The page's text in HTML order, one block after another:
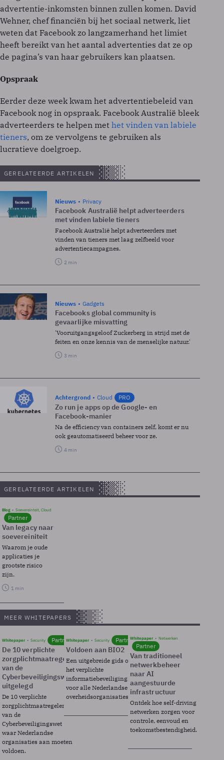
advertentie-inkomsten binnen zullen komen. David
Wehner, chef financiën bij het sociaal netwerk, liet
weten dat Facebook zo langzamerhand het limiet
heeft bereikt van het aantal advertenties dat ze op
de pagina’s van haar gebruikers kan plaatsen.
Opspraak
Eerder deze week kwam het advertentiebeleid van
Facebook nog in opspraak. Facebook Australië bleek
adverteerders te helpen met het vinden van labiele
tieners, om ze vervolgens te gebruiken als
lucratieve doelgroep.
GERELATEERDE ARTIKELEN
Nieuws Privacy
Facebook Australië helpt adverteerders
met vinden labiele tieners
Facebook Australië helpt adverteerders met
vinden van tieners met laag zelfbeeld voor
advertentiecampagnes.
2 min
Nieuws Gadgets
Facebooks global community is
gevaarlijke misvatting
'Vooruitgangsgeloof Zuckerberg in strijd met de
feiten en onze kennis van de menselijke natuur.'
3 min
Achtergrond Cloud PRO
Zo run je apps op de Google- en
Facebook-manier
Na de efficiency van containers zelf, komt er nu
ook geautomatiseerd beheer voor ze.
4 min
GERELATEERDE ARTIKELEN
Blog Soevereinteit, Cloud
Partner
Van legacy naar
soevereiniteit
Waarom je oude
applicaties je
grootste risico
zijn.
1 min
MEER WHITEPAPERS
Whitepaper Security Partner
De 10 verplichte
zorgplichtmaatregelen
van de
Cyberbeveiligingswet
uitgelegd
De 10 verplichte
zorgplichtmaatregelen
van de
Cyberbeveiligingswet
waar Nederlandse
organisaties aan moeten
voldoen.
Whitepaper Security Partner
Voldoen aan BIO2
Een uitgebreide gids over BIO2,
het verplichte
informatiebeveiligingsframework
voor alle Nederlandse
overheidsorganisaties.
Whitepaper Netwerken
Partner
Van traditioneel
netwerkbeheer
naar AI
aangestuurde
infrastructuur
Ontdek hoe self-driving
netwerken zorgen voor
controle, eenvoud en
toekomstbestendigheid.